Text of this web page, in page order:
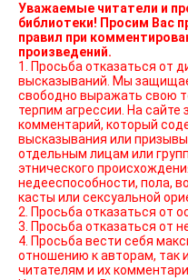
Уважаемые читатели и
библиотеки! Просим Вас
правил при
произведений.
1. Просьба отказаться от
высказываний. Мы защищаем право наших читателей
свободно выражать свою
терпим агрессии. На
комментарий, который
высказывания или
отдельным лицам или
этнического
недееспособности, пола,
касты или сексуальной
2. Просьба отказаться от
3. Просьба отказаться от
4. Просьба вести себя
отношению к авторам, так
читателям и их